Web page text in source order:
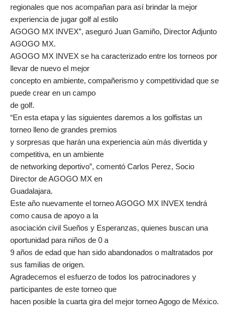
regionales que nos acompañan para así brindar la mejor
experiencia de jugar golf al estilo
AGOGO MX INVEX”, aseguró Juan Gamiño, Director Adjunto
AGOGO MX.
AGOGO MX INVEX se ha caracterizado entre los torneos por
llevar de nuevo el mejor
concepto en ambiente, compañerismo y competitividad que se
puede crear en un campo
de golf.
“En esta etapa y las siguientes daremos a los golfistas un
torneo lleno de grandes premios
y sorpresas que harán una experiencia aún más divertida y
competitiva, en un ambiente
de networking deportivo”, comentó Carlos Perez, Socio
Director de AGOGO MX en
Guadalajara.
Este año nuevamente el torneo AGOGO MX INVEX tendrá
como causa de apoyo a la
asociación civil Sueños y Esperanzas, quienes buscan una
oportunidad para niños de 0 a
9 años de edad que han sido abandonados o maltratados por
sus familias de origen.
Agradecemos el esfuerzo de todos los patrocinadores y
participantes de este torneo que
hacen posible la cuarta gira del mejor torneo Agogo de México.